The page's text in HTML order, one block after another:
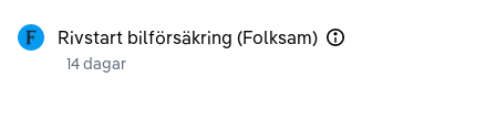
Rivstart bilförsäkring (Folksam)
14 dagar